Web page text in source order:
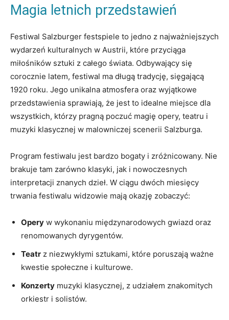
Magia letnich przedstawień
Festiwal Salzburger​ festspiele to jedno z najważniejszych
wydarzeń kulturalnych w Austrii, które przyciąga
miłośników sztuki ⁢z całego świata. Odbywający się⁢
corocznie latem, ​festiwal ma długą ‌tradycję, sięgającą
1920 roku. Jego unikalna atmosfera oraz wyjątkowe
przedstawienia sprawiają, że jest to idealne miejsce dla
wszystkich, którzy pragną poczuć magię opery, ‍teatru ‌i
muzyki klasycznej w malowniczej scenerii Salzburga.
Program festiwalu jest bardzo bogaty i zróżnicowany. ‍Nie
brakuje tam zarówno klasyki,⁤ jak i nowoczesnych
interpretacji znanych ⁤dzieł. W ⁤ciągu dwóch miesięcy
trwania festiwalu widzowie ‍mają okazję zobaczyć:
Opery w wykonaniu ⁣międzynarodowych gwiazd oraz
renomowanych dyrygentów.
Teatr z niezwykłymi sztukami, które poruszają ważne⁤
kwestie społeczne i ⁣kulturowe.
Konzerty muzyki klasycznej, z udziałem​ znakomitych
‌orkiestr ⁢i solistów.